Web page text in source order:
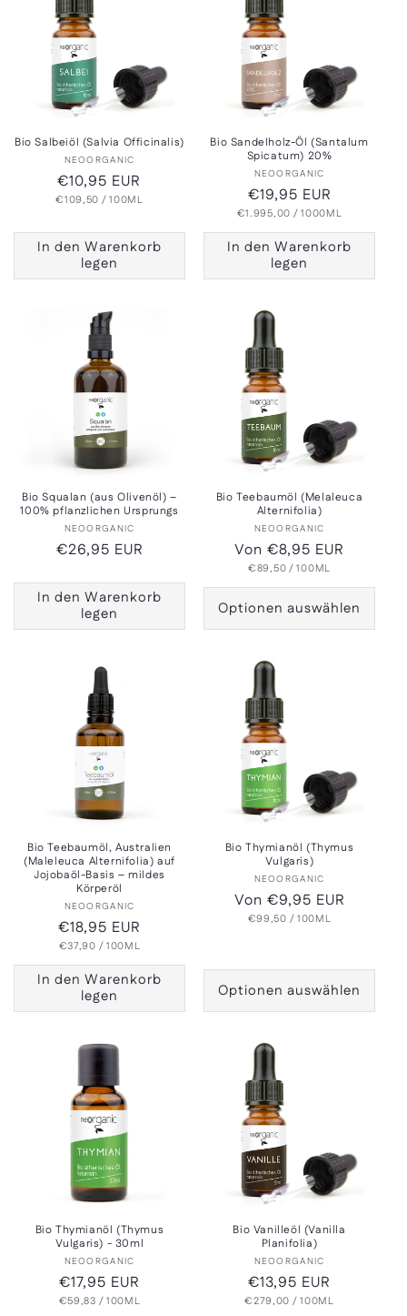
Bio Salbeiöl (Salvia Officinalis)
Anbieter:
NEOORGANIC
Normaler
Preis
€10,95 EUR
GRUNDPREIS
€109,50 /PRO
100ML
In den Warenkorb
legen
Bio Sandelholz-Öl (Santalum
Spicatum) 20%
Anbieter:
NEOORGANIC
Normaler
Preis
€19,95 EUR
GRUNDPREIS
€1.995,00 /PRO
1000ML
In den Warenkorb
legen
Bio Squalan (aus Olivenöl) –
100% pflanzlichen Ursprungs
Anbieter:
NEOORGANIC
Normaler
€26,95 EUR
In den Warenkorb
legen
Bio Teebaumöl (Melaleuca
Alternifolia)
Anbieter:
NEOORGANIC
Normaler
Preis
Von €8,95 EUR
GRUNDPREIS
€89,50/PRO
100ML
Optionen auswählen
Bio Teebaumöl, Australien
(Maleleuca Alternifolia) auf
Jojobaöl-Basis – mildes
Körperöl
Anbieter:
NEOORGANIC
Normaler
Preis
€18,95 EUR
GRUNDPREIS
€37,90 /PRO
100ML
In den Warenkorb
legen
Bio Thymianöl (Thymus
Vulgaris)
Anbieter:
NEOORGANIC
Normaler
Preis
Von €9,95 EUR
GRUNDPREIS
€99,50 /PRO
100ML
Optionen auswählen
Bio Thymianöl (Thymus
Vulgaris) - 30ml
Anbieter:
NEOORGANIC
Normaler
Preis
€17,95 EUR
GRUNDPREIS
€59,83 /PRO
100ML
Bio Vanilleöl (Vanilla
Planifolia)
Anbieter:
NEOORGANIC
Normaler
Preis
€13,95 EUR
GRUNDPREIS
€279,00 /PRO
100ML